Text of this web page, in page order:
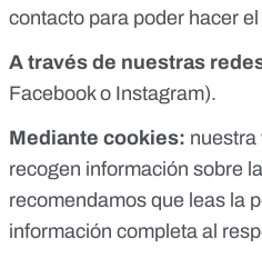
contacto para poder hacer
A través de nuestras
Facebook o Instagram).
Mediante cookies: nuestra
recogen información sobre
recomendamos que leas la
información completa al